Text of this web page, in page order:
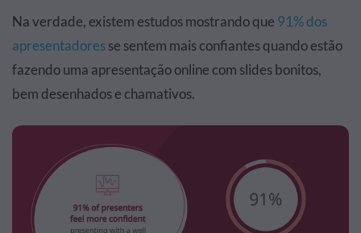
Na verdade, existem estudos mostrando que 91% dos
apresentadoresse sentem mais confiantes quando estão
fazendo uma apresentação online com slides bonitos,
bem desenhados e chamativos.